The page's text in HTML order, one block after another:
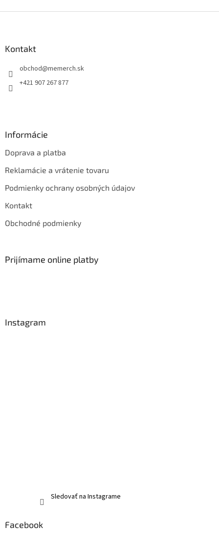
Kontakt
obchod@memerch.sk
+421 907 267 877
Informácie
Doprava a platba
Reklamácie a vrátenie tovaru
Podmienky ochrany osobných údajov
Kontakt
Obchodné podmienky
Prijímame online platby
Instagram
Sledovať na Instagrame
Facebook